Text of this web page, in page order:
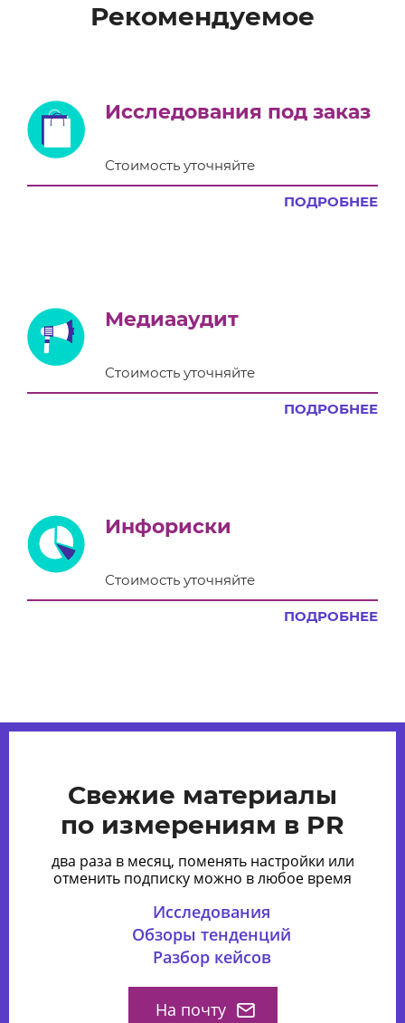
Рекомендуемое
Исследования под заказ
Стоимость уточняйте
ПОДРОБНЕЕ
Медиааудит
Стоимость уточняйте
ПОДРОБНЕЕ
Инфориски
Стоимость уточняйте
ПОДРОБНЕЕ
Свежие материалы
по измерениям в PR
два раза в месяц, поменять настройки или
отменить подписку можно в любое время
Исследования
Обзоры тенденций
Разбор кейсов
На почту